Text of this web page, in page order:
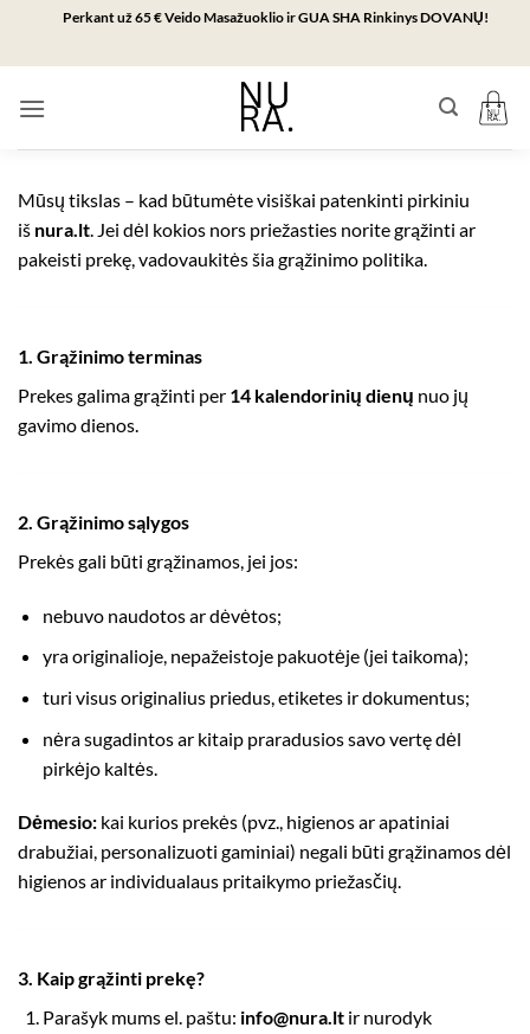
content
Perkant už 65 € Veido Masažuoklio ir GUA SHA Rinkinys DOVANŲ!
Mūsų tikslas – kad būtumėte visiškai patenkinti pirkiniu
iš nura.lt. Jei dėl kokios nors priežasties norite grąžinti ar
pakeisti prekę, vadovaukitės šia grąžinimo politika.
1. Grąžinimo terminas
Prekes galima grąžinti per 14 kalendorinių dienų nuo jų
gavimo dienos.
2. Grąžinimo sąlygos
Prekės gali būti grąžinamos, jei jos:
nebuvo naudotos ar dėvėtos;
yra originalioje, nepažeistoje pakuotėje (jei taikoma);
turi visus originalius priedus, etiketes ir dokumentus;
nėra sugadintos ar kitaip praradusios savo vertę dėl
pirkėjo kaltės.
Dėmesio: kai kurios prekės (pvz., higienos ar apatiniai
drabužiai, personalizuoti gaminiai) negali būti grąžinamos dėl
higienos ar individualaus pritaikymo priežasčių.
3. Kaip grąžinti prekę?
Parašyk mums el. paštu: info@nura.ltir nurodyk